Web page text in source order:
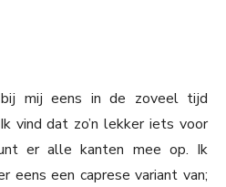
bij mij eens in de zoveel tijd
vind dat zo’n lekker iets voor
er alle kanten mee op. Ik
eens een caprese variant van;